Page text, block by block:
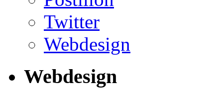
Twitter
Webdesign
Webdesign